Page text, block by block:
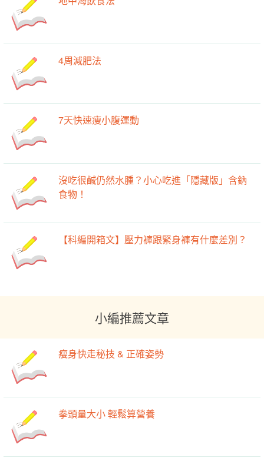
4周減肥法
7天快速瘦小腹運動
沒吃很鹹仍然水腫？小心吃進「隱藏版」含鈉
食物！
【科編開箱文】壓力褲跟緊身褲有什麼差別？
小編推薦文章
瘦身快走秘技 & 正確姿勢
拳頭量大小 輕鬆算營養